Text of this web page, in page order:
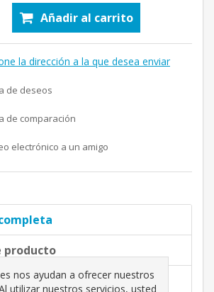
Añadir al carrito
la dirección a la que desea enviar
de deseos
de comparación
electrónico a un amigo
producto
de productos
nos ayudan a ofrecer nuestros
utilizar nuestros servicios, usted